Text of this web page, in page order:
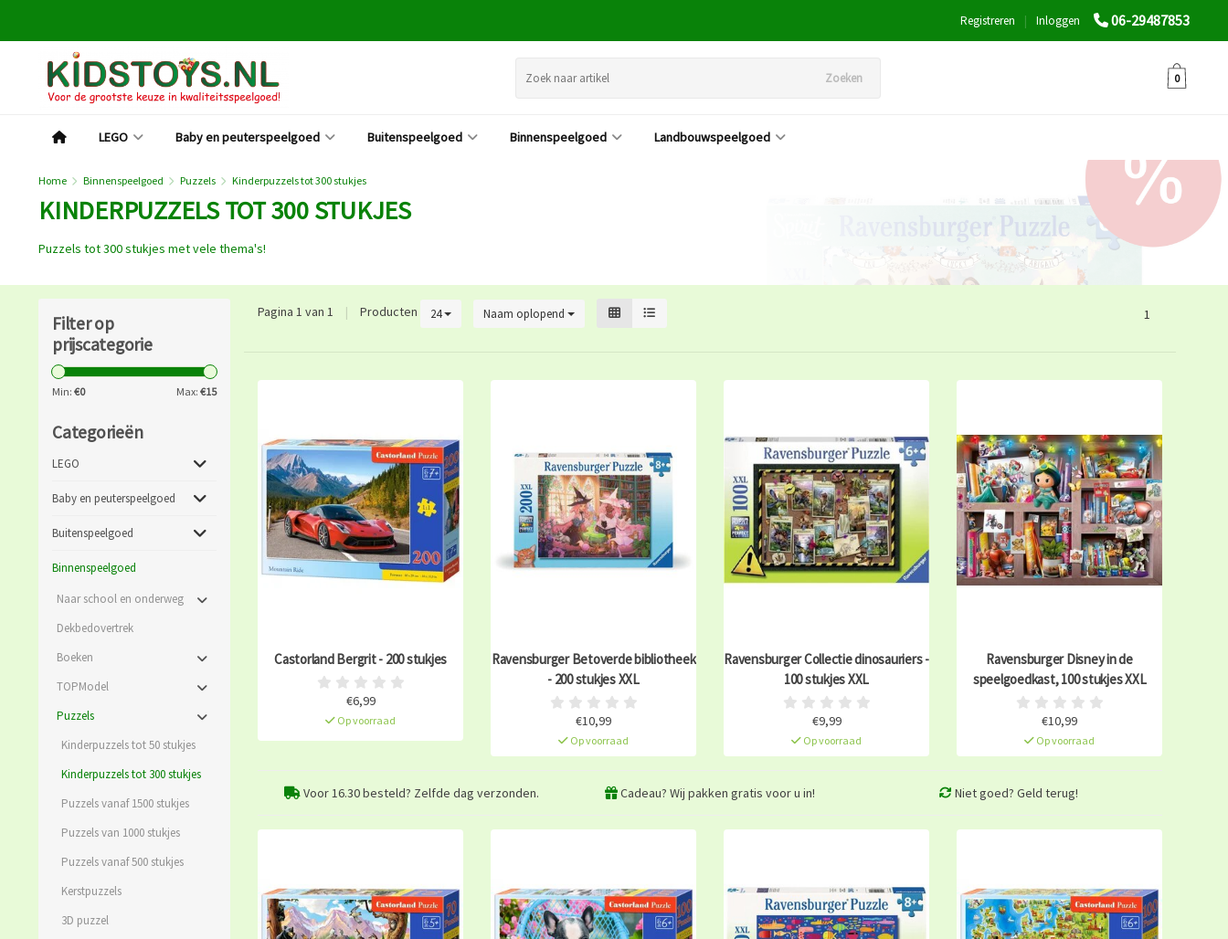
06-29487853
Inloggen
|
Registreren
Zoeken 0
LEGO Baby en peuterspeelgoed Buitenspeelgoed Binnenspeelgoed Landbouwspeelgoed
Home Binnenspeelgoed Puzzels Kinderpuzzels tot 300 stukjes
KINDERPUZZELS TOT 300 STUKJES
Puzzels tot 300 stukjes met vele thema's!
Filter op
prijscategorie
Min: €0 Max: €15
Categorieën
LEGO
Baby en peuterspeelgoed
Buitenspeelgoed
Binnenspeelgoed
Naar school en onderweg
Dekbedovertrek
Boeken
TOPModel
Puzzels
Kinderpuzzels tot 50 stukjes
Kinderpuzzels tot 300 stukjes
Puzzels vanaf 1500 stukjes
Puzzels van 1000 stukjes
Puzzels vanaf 500 stukjes
Kerstpuzzels
3D puzzel
Pagina 1 van 1 | Producten 24 Naam oplopend 1
Castorland Bergrit - 200 stukjes
€6,99
Op voorraad
Ravensburger Betoverde bibliotheek
- 200 stukjes XXL
€10,99
Op voorraad
Ravensburger Collectie dinosauriers -
100 stukjes XXL
€9,99
Op voorraad
Ravensburger Disney in de
speelgoedkast, 100 stukjes XXL
€10,99
Op voorraad
Voor 16.30 besteld? Zelfde dag verzonden. Cadeau? Wij pakken gratis voor u in! Niet goed? Geld terug!